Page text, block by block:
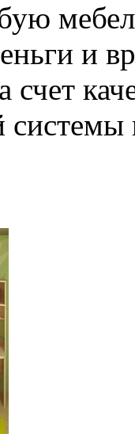
и
счет
системы